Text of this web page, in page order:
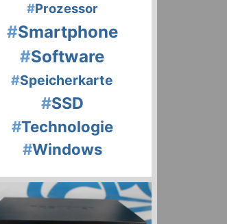
#Prozessor
#Smartphone
#Software
#Speicherkarte
#SSD
#Technologie
#Windows